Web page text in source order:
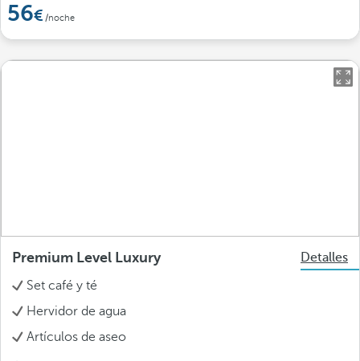
56 /noche
Premium Level Luxury
Detalles
Set café y té
Hervidor de agua
Artículos de aseo